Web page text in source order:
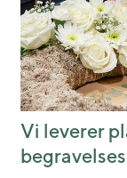
Vi leverer